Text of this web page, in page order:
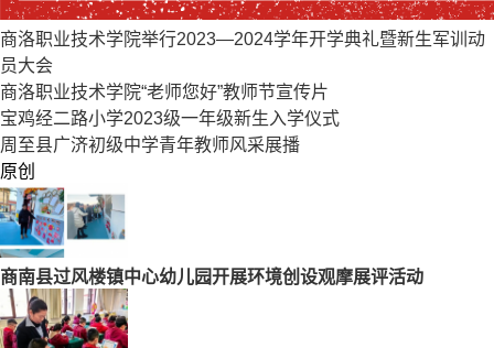
商洛职业技术学院举行2023—2024学年开学典礼暨新生军训动
员大会
商洛职业技术学院“老师您好”教师节宣传片
宝鸡经二路小学2023级一年级新生入学仪式
周至县广济初级中学青年教师风采展播
原创
商南县过风楼镇中心幼儿园开展环境创设观摩展评活动